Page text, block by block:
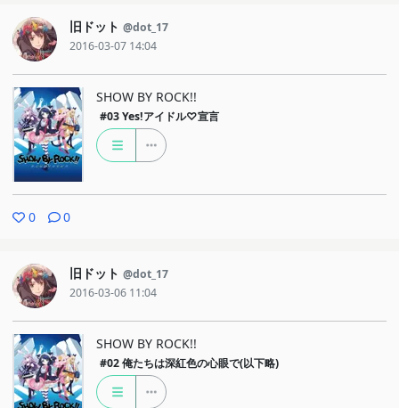
旧ドット @dot_17
2016-03-07 14:04
SHOW BY ROCK!!
#03 Yes!アイドル♡宣言
0 0
旧ドット @dot_17
2016-03-06 11:04
SHOW BY ROCK!!
#02 俺たちは深紅色の心眼で(以下略)